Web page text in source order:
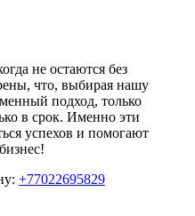
не остаются без
что, выбирая нашу
подход, только
в срок. Именно эти
успехов и помогают
+77022695829